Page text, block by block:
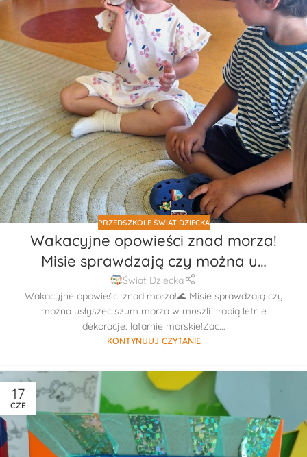
PRZEDSZKOLE ŚWIAT DZIECKA
Wakacyjne opowieści znad morza!
Misie sprawdzają czy można u…
Świat Dziecka
Wakacyjne opowieści znad morza!🌊 Misie sprawdzają czy
można usłyszeć szum morza w muszli i robią letnie
dekoracje: latarnie morskie!Zac...
KONTYNUUJ CZYTANIE
17
CZE